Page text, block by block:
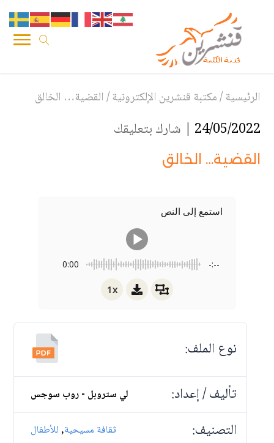
الرئيسية/مكتبة قنشرين الإلكترونية/القضية… الخالق
24/05/2022 | شارك بتعليقك
القضية… الخالق
استمع إلى النص
0:00 -:--
1x
نوع الملف:
تأليف / إعداد:
لي ستروبل - روب سوجس
التصنيف: ثقافة مسيحية,للأطفال